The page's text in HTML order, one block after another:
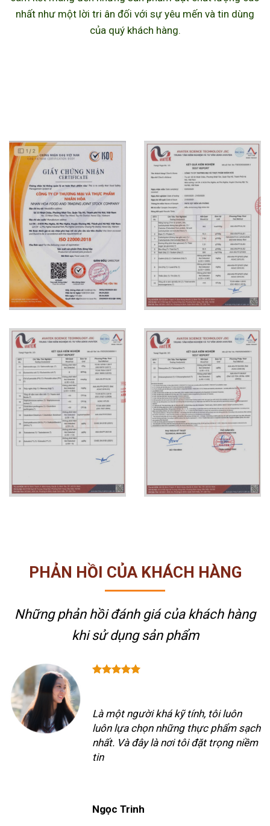
nhất như một lời tri ân đối với sự yêu mến và tin dùng
của quý khách hàng.
PHẢN HỒI CỦA KHÁCH HÀNG
Những phản hồi đánh giá của khách hàng
khi sử dụng sản phẩm
Là một người khá kỹ tính, tôi luôn
luôn lựa chọn những thực phẩm sạch
nhất. Và đây là nơi tôi đặt trọng niềm
tin
Ngọc Trinh